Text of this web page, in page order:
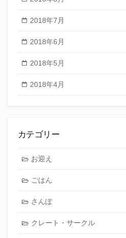
2018年7月
2018年6月
2018年5月
2018年4月
カテゴリー
お迎え
ごはん
さんぽ
クレート・サークル